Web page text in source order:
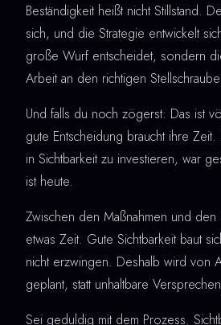
Beständigkeit heißt nicht Stillstand.
sich, und die Strategie entwickelt
große Wurf entscheidet, sondern
Arbeit an den richtigen
Und falls du noch zögerst: Das ist
gute Entscheidung braucht ihre
in Sichtbarkeit zu investieren, war
ist heute.
Zwischen den Maßnahmen und
etwas Zeit. Gute Sichtbarkeit baut
nicht erzwingen. Deshalb wird von
geplant, statt unhaltbare
Sei geduldig mit dem Prozess.